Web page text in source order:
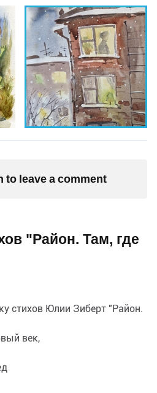
to leave a comment
"Район. Там, где
стихов Юлии Зиберт "Район.
век,